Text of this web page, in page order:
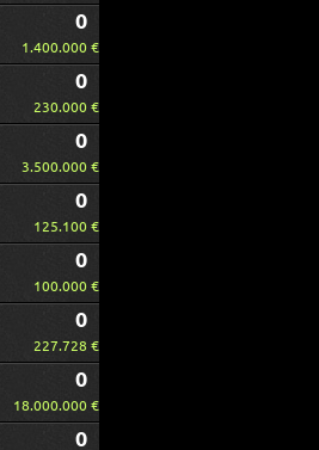
0
1.400.000 €
0
230.000 €
0
3.500.000 €
0
125.100 €
0
100.000 €
0
227.728 €
0
18.000.000 €
0